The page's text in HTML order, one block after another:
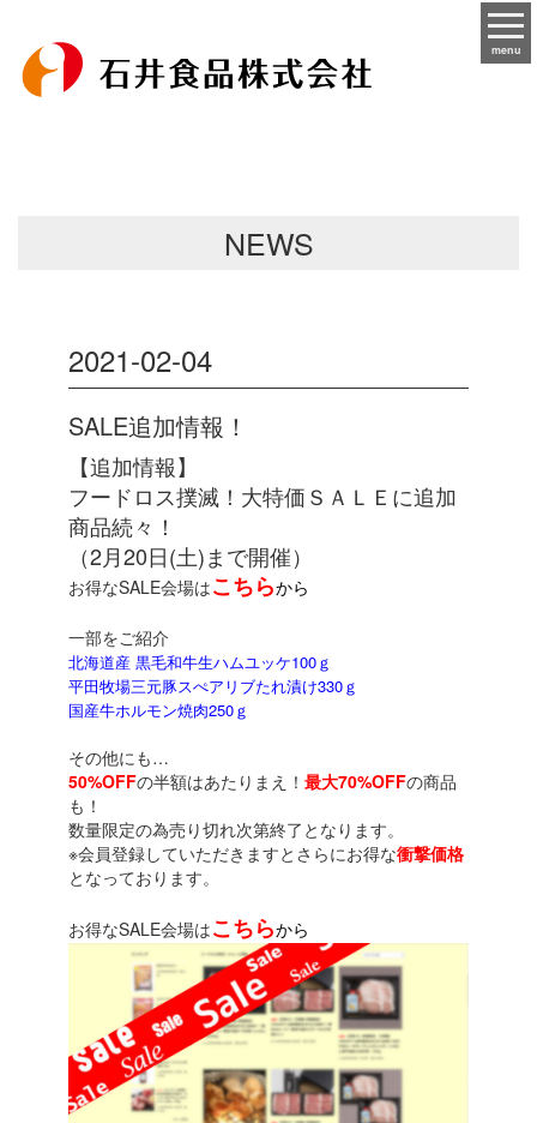
menu
NEWS
2021-02-04
SALE追加情報！
【追加情報】
フードロス撲滅！大特価ＳＡＬＥに追加
商品続々！
（2月20日(土)まで開催）
お得なSALE会場はこちらから
一部をご紹介
北海道産 黒毛和牛生ハムユッケ100ｇ
平田牧場三元豚スぺアリブたれ漬け330ｇ
国産牛ホルモン焼肉250ｇ
その他にも…
50%OFFの半額はあたりまえ！ 最大70%OFFの商品
も！
数量限定の為売り切れ次第終了となります。
※会員登録していただきますとさらにお得な衝撃価格
となっております。
お得なSALE会場はこちらから